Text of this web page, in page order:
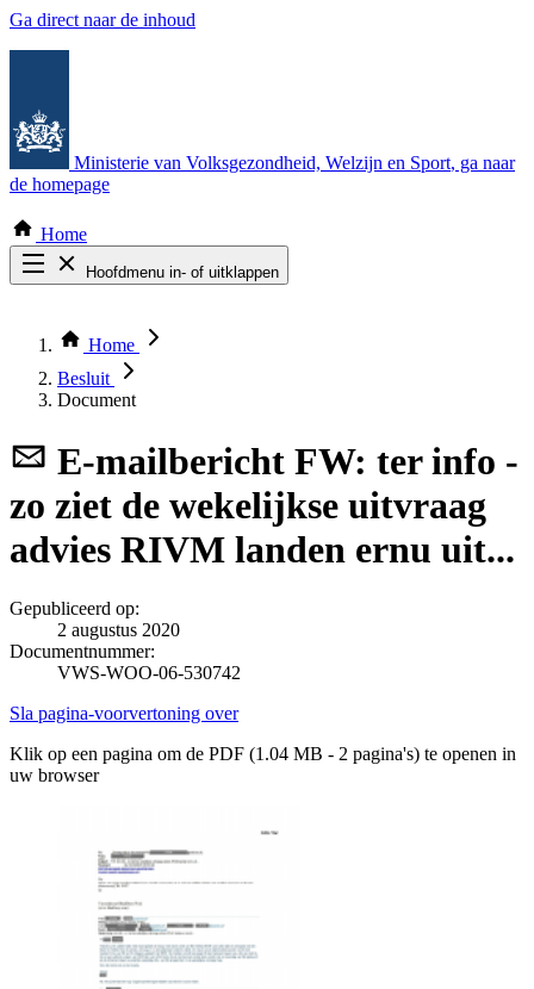
Ga direct naar de inhoud
Ministerie van Volksgezondheid, Welzijn en Sport, ga naar
de homepage
Home
Hoofdmenu in- of uitklappen
Thema COVID-19
Bekijk per bestuursorgaan
Home
Besluit
Document
E-mailbericht FW: ter info -
zo ziet de wekelijkse uitvraag
advies RIVM landen ernu uit...
Gepubliceerd op:
2 augustus 2020
Documentnummer:
VWS-WOO-06-530742
Sla pagina-voorvertoning over
Klik op een pagina om de PDF (1.04 MB - 2 pagina's) te openen in
uw browser